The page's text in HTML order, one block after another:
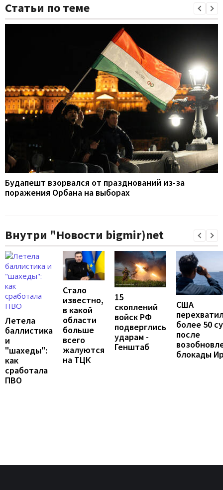
Статьи по теме
Будапешт взорвался от празднований из-за
поражения Орбана на выборах
Внутри "Новости bigmir)net
Летела
баллистика
и
"шахеды":
как
сработала
ПВО
Стало
известно,
в какой
области
больше
всего
жалуются
на ТЦК
15
скоплений
войск РФ
подверглись
ударам -
Генштаб
США
более 50
после
блокады